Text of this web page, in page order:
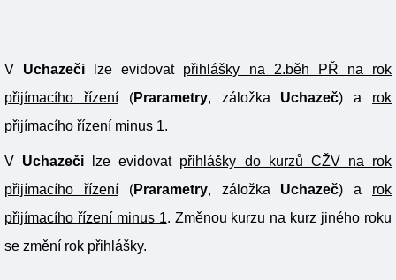
V Uchazeči lze evidovat přihlášky na 2.běh PŘ na rok
přijímacího řízení(Prarametry, záložka Uchazeč) a rok
přijímacího řízení minus 1.
V Uchazeči lze evidovat přihlášky do kurzů CŽV na rok
přijímacího řízení(Prarametry, záložka Uchazeč) a rok
přijímacího řízení minus 1. Změnou kurzu na kurz jiného roku
se změní rok přihlášky.